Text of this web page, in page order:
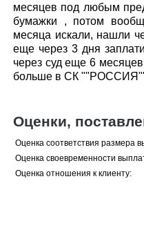
месяцев под любым
бумажки , потом
месяца искали, нашли
еще через 3 дня
через суд еще 6
больше в СК ""РОССИЯ""
Оценки,
Оценка соответствия размера
Оценка своевременности
Оценка отношения к клиенту: